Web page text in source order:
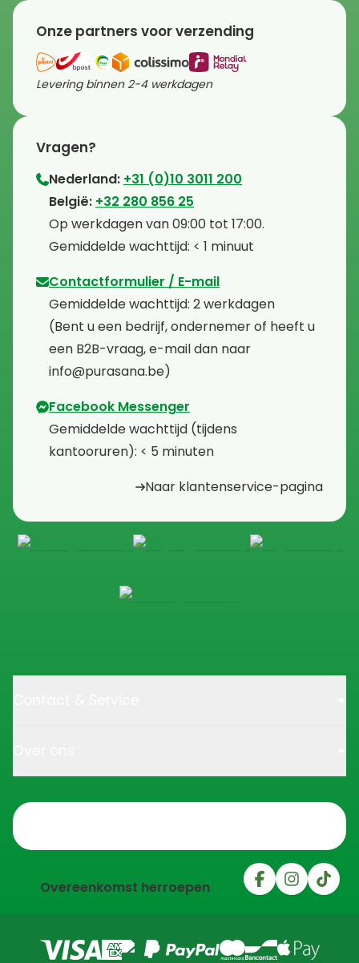
Onze partners voor verzending
Levering binnen 2-4 werkdagen
Vragen?
Nederland: +31 (0)10 3011 200
⁠België: +32 280 856 25
⁠⁠Op werkdagen van 09:00 tot 17:00.
⁠Gemiddelde wachttijd: < 1 minuut
Contactformulier / E-mail
⁠Gemiddelde wachttijd: 2 werkdagen
⁠(Bent u een bedrijf, ondernemer of heeft u
een B2B-vraag, e-mail dan naar
info@purasana.be)
Facebook Messenger
⁠Gemiddelde wachttijd (tijdens
kantooruren): < 5 minuten
Naar klantenservice-pagina
Overeenkomst herroepen